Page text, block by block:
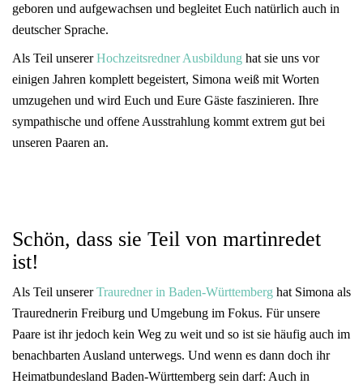
geboren und aufgewachsen und begleitet Euch natürlich auch in
deutscher Sprache.
Als Teil unsererHochzeitsredner Ausbildung hat sie uns vor
einigen Jahren komplett begeistert, Simona weiß mit Worten
umzugehen und wird Euch und Eure Gäste faszinieren. Ihre
sympathische und offene Ausstrahlung kommt extrem gut bei
unseren Paaren an.
Schön, dass sie Teil von martinredet
ist!
Als Teil unsererTrauredner in Baden-Württemberg hat Simona als
Traurednerin Freiburg und Umgebung im Fokus. Für unsere
Paare ist ihr jedoch kein Weg zu weit und so ist sie häufig auch im
benachbarten Ausland unterwegs. Und wenn es dann doch ihr
Heimatbundesland Baden-Württemberg sein darf: Auch in